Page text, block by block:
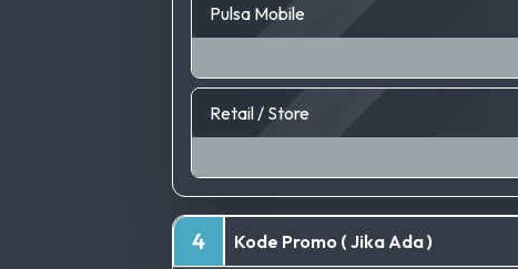
Pulsa Mobile
Retail / Store
4 Kode Promo ( Jika Ada )